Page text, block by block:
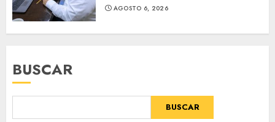
AGOSTO 6, 2026
BUSCAR
BUSCAR